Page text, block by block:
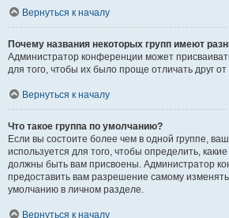
Вернуться к началу
Почему названия некоторых групп имеют
Администратор конференции может
для того, чтобы их было проще отличать друг от
Вернуться к началу
Что такое группа по умолчанию?
Если вы состоите более чем в одной группе,
используется для того, чтобы определить,
должны быть вам присвоены. Администратор
предоставить вам разрешение самому
умолчанию в личном разделе.
Вернуться к началу